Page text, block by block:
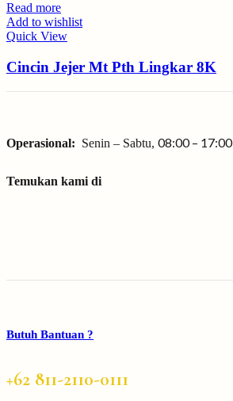
Read more
Add to wishlist
Quick View
Cincin Jejer Mt Pth Lingkar 8K
Operasional: Senin – Sabtu, 08:00 – 17:00
Temukan kami di
Butuh Bantuan ?
+62 811-2110-0111